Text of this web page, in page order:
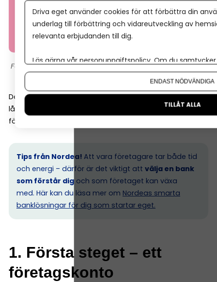
Montage/Canva
Det handlar alltså inte bara om månadsavgiften. Alright,
låt oss gå igenom hur du väljer rätt bank för ditt
företag.
Tips från Nordea! Att vara företagare tar både tid
och energi – därför är det viktigt att välja en bank
som förstår dig och som företaget kan växa
med. Här kan du läsa mer om Nordeas smarta
banklösningar för dig som startar eget.
1. Första steget – ett
företagskonto
Driva eget använder cookies för att förbättra din
underlag till förbättring och vidareutveckling av
relevanta erbjudanden till dig.
Läs gärna vår personuppgiftspolicy. Om du
Om du vill ändra ditt val i efterhand hittar du den
ENDAST NÖDVÄNDIGA
TILLÅT ALLA